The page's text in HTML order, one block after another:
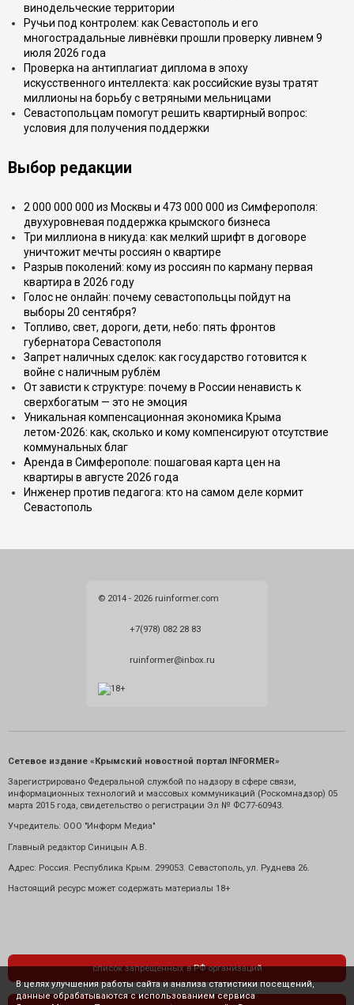
винодельческие территории
Ручьи под контролем: как Севастополь и его
многострадальные ливнёвки прошли проверку ливнем 9
июля 2026 года
Проверка на антиплагиат диплома в эпоху
искусственного интеллекта: как российские вузы тратят
миллионы на борьбу с ветряными мельницами
Севастопольцам помогут решить квартирный вопрос:
условия для получения поддержки
Выбор редакции
2 000 000 000 из Москвы и 473 000 000 из Симферополя:
двухуровневая поддержка крымского бизнеса
Три миллиона в никуда: как мелкий шрифт в договоре
уничтожит мечты россиян о квартире
Разрыв поколений: кому из россиян по карману первая
квартира в 2026 году
Голос не онлайн: почему севастопольцы пойдут на
выборы 20 сентября?
Топливо, свет, дороги, дети, небо: пять фронтов
губернатора Севастополя
Запрет наличных сделок: как государство готовится к
войне с наличным рублём
От зависти к структуре: почему в России ненависть к
сверхбогатым — это не эмоция
Уникальная компенсационная экономика Крыма
летом-2026: как, сколько и кому компенсируют отсутствие
коммунальных благ
Аренда в Симферополе: пошаговая карта цен на
квартиры в августе 2026 года
Инженер против педагога: кто на самом деле кормит
Севастополь
© 2014 - 2026 ruinformer.com
+7(978) 082 28 83
ruinformer@inbox.ru
Сетевое издание «Крымский новостной портал INFORMER»
Зарегистрировано Федеральной службой по надзору в сфере связи,
информационных технологий и массовых коммуникаций (Роскомнадзор) 05
марта 2015 года, свидетельство о регистрации Эл № ФС77-60943.
Учредитель: ООО "Информ Медиа"
Главный редактор Синицын А.В.
Адрес: Россия. Республика Крым. 299053. Севастополь, ул. Руднева 26.
Настоящий ресурс может содержать материалы 18+
список запрещенных в РФ организаций
В целях улучшения работы сайта и анализа статистики посещений,
данные обрабатываются с использованием сервиса